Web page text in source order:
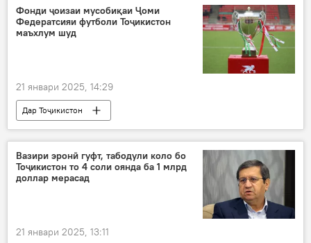
Раисҷумҳур
Фонди ҷоизаи мусобиқаи Ҷоми
Федератсияи футболи Тоҷикистон
маъхлум шуд
21 январи 2025, 14:29
Дар Тоҷикистон
Навигариҳои варзиши Тоҷикистон
футбол
Вазири эронӣ гуфт, табодули коло бо
Тоҷикистон то 4 соли оянда ба 1 млрд
доллар мерасад
21 январи 2025, 13:11